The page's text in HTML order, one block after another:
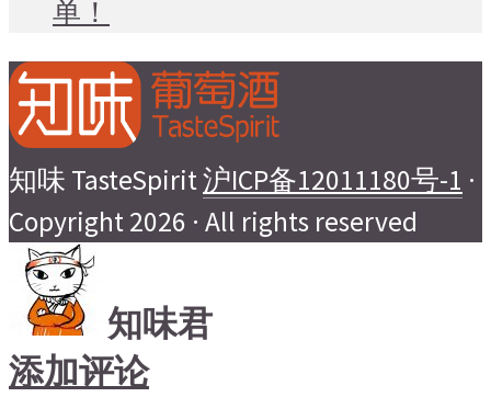
单！
知味 TasteSpirit沪ICP备12011180号-1 ·
Copyright 2026 · All rights reserved
知味君
添加评论